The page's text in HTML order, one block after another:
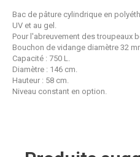
Bac de pâture cylindrique en
UV et au gel.
Pour l'abreuvement des troupeaux
Bouchon de vidange diamètre 32
Capacité : 750 L.
Diamètre : 146 cm.
Hauteur : 58 cm.
Niveau constant en option.